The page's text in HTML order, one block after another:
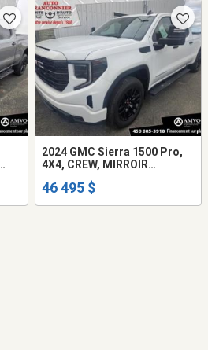
2024 GMC Sierra 1500 Pro,
4X4, CREW, MIRROIR
PIED, S
46 495 $